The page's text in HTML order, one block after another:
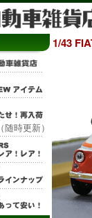
（随時更新）
1/43